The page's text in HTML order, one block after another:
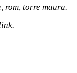
, rom, torre maura.
.